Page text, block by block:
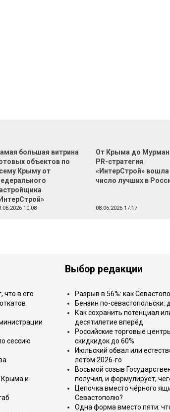
большая витрина
объектов по
Крыму от
10:08
От Крыма до
PR-стратегия
«ИнтерСтрой» вошла
число лучших в
08.06.2026 17:17
что в его
сессию
Крыма и
Выбор редакции
Разрыв в 56%: как
Бензин по-
Как сохранить потенциал
десятилетие вперёд
Российские торговые
скидкидок до 60%
Июльский обвал или
летом 2026-го
Восьмой созыв
получил, и формулирует,
Цепочка вместо чёрного
Севастополю?
Одна форма вместо пяти: